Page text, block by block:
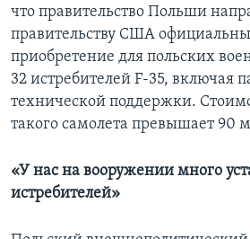
что правительство Польши
правительству США
приобретение для польских
32 истребителей F-35, включая
технической поддержки.
такого самолета превышает 90
«У нас на вооружении много
истребителей»